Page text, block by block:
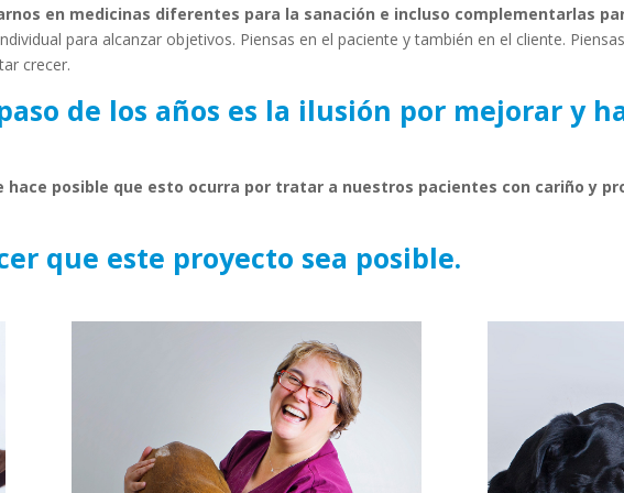
en medicinas diferentes para la sanación e incluso complementarlas
para alcanzar objetivos. Piensas en el paciente y también en el cliente.
crecer.
de los años es la ilusión por mejorar y
hace posible que esto ocurra por tratar a nuestros pacientes con cariño y
que este proyecto sea posible.